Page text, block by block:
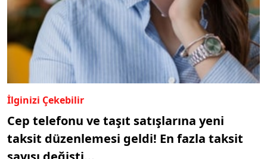
İlginizi Çekebilir
Cep telefonu ve taşıt satışlarına yeni
taksit düzenlemesi geldi! En fazla taksit